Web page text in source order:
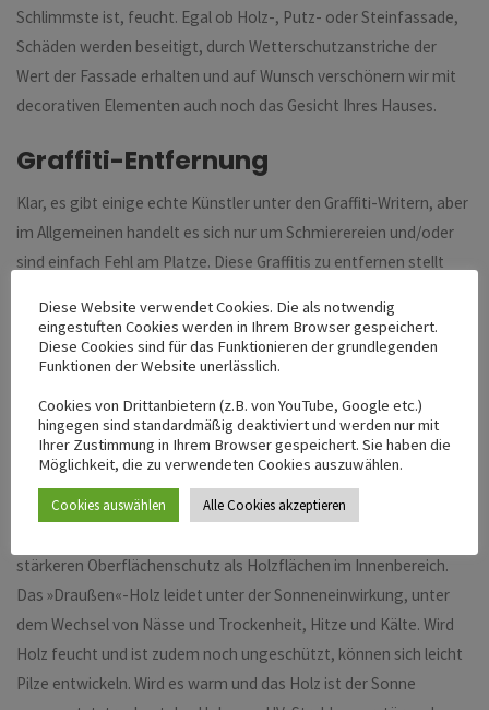
Schlimmste ist, feucht. Egal ob Holz-, Putz- oder Steinfassade,
Schäden werden beseitigt, durch Wetterschutzanstriche der
Wert der Fassade erhalten und auf Wunsch verschönern wir mit
decorativen Elementen auch noch das Gesicht Ihres Hauses.
Graffiti-Entfernung
Klar, es gibt einige echte Künstler unter den Graffiti-Writern, aber
im Allgemeinen handelt es sich nur um Schmierereien und/oder
sind einfach Fehl am Platze. Diese Graffitis zu entfernen stellt
Oberfläche zu schützen. Zur fachgerechten Beseitigung von
Graffitis stehen je nach Untergrund diverse Produkte zur
Ergänzung, um nachfolgende „Kunstwerke“ mit dem
Hochdruckstrahler leicht entfernen zu können.
Holzschutz
stärkeren Oberflächenschutz als Holzflächen im Innenbereich.
Das »Draußen«-Holz leidet unter der Sonneneinwirkung, unter
dem Wechsel von Nässe und Trockenheit, Hitze und Kälte. Wird
Holz feucht und ist zudem noch ungeschützt, können sich leicht
Pilze entwickeln. Wird es warm und das Holz ist der Sonne
Diese Website verwendet Cookies. Die als notwendig
eingestuften Cookies werden in Ihrem Browser gespeichert.
Diese Cookies sind für das Funktionieren der grundlegenden
Funktionen der Website unerlässlich.
Cookies von Drittanbietern (z.B. von YouTube, Google etc.)
hingegen sind standardmäßig deaktiviert und werden nur mit
Ihrer Zustimmung in Ihrem Browser gespeichert. Sie haben die
Möglichkeit, die zu verwendeten Cookies auszuwählen.
Cookies auswählen Alle Cookies akzeptieren